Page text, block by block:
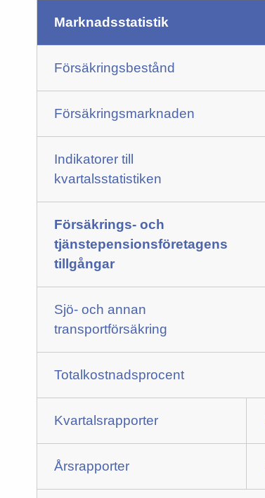
marknadsstatistik
Försäkringsbestånd
Försäkringsmarknaden
Indikatorer till
kvartalsstatistiken
Försäkrings- och
tjänstepensionsföretagens
tillgångar
Sjö- och annan
transportförsäkring
Totalkostnadsprocent
Kvartalsrapporter
Årsrapporter